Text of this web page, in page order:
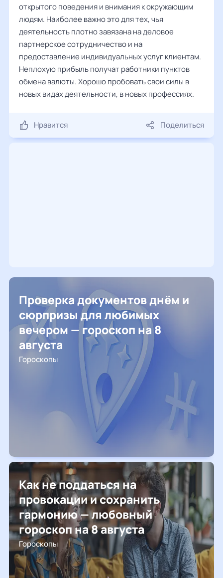
открытого поведения и внимания к окружающим
людям. Наиболее важно это для тех, чья
деятельность плотно завязана на деловое
партнерское сотрудничество и на
предоставление индивидуальных услуг клиентам.
Неплохую прибыль получат работники пунктов
обмена валюты. Хорошо пробовать свои силы в
новых видах деятельности, в новых профессиях.
Нравится Поделиться
Проверка документов днём и
сюрпризы для любимых
вечером — гороскоп на 8
августа
Гороскопы
Как не поддаться на
провокации и сохранить
гармонию — любовный
гороскоп на 8 августа
Гороскопы